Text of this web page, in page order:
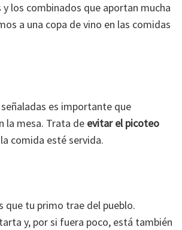
los combinados que aportan mucha
a una copa de vino en las comidas
es importante que
la mesa. Trata de evitar el picoteo
comida esté servida.
que tu primo trae del pueblo.
y, por si fuera poco, está también